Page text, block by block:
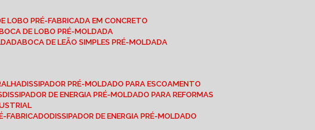
LOBO PRÉ-FABRICADA EM CONCRETO
BOCA DE LOBO PRÉ-MOLDADA
BOCA DE LEÃO SIMPLES PRÉ-MOLDADA
DISSIPADOR PRÉ-MOLDADO PARA ESCOAMENTO
DISSIPADOR DE ENERGIA PRÉ-MOLDADO PARA REFORMAS
FABRICADO DISSIPADOR DE ENERGIA PRÉ-MOLDADO